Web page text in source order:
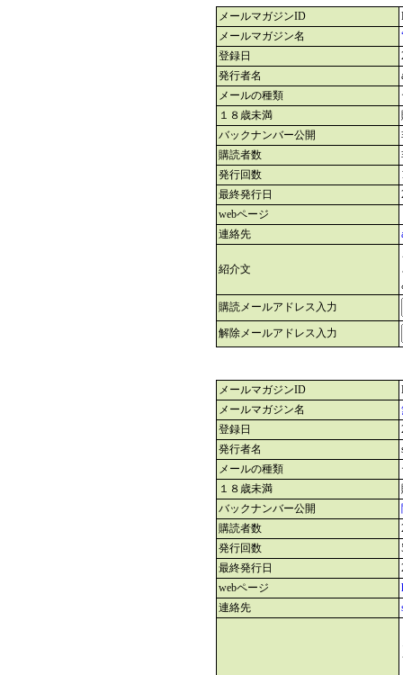
メールマガジンID
メールマガジン名
登録日
発行者名
メールの種類
１８歳未満
バックナンバー公開
購読者数
発行回数
最終発行日
webページ
連絡先
紹介文
購読メールアドレス入力
解除メールアドレス入力
メールマガジンID
メールマガジン名
登録日
発行者名
メールの種類
１８歳未満
バックナンバー公開
購読者数
発行回数
最終発行日
webページ
連絡先